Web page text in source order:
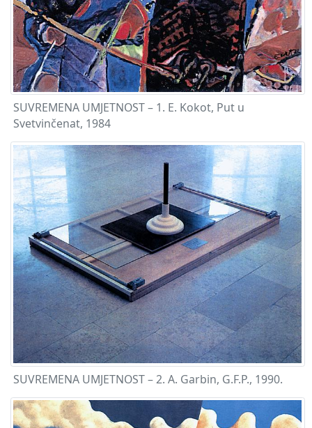
SUVREMENA UMJETNOST – 1. E. Kokot, Put u
Svetvinčenat, 1984
SUVREMENA UMJETNOST – 2. A. Garbin, G.F.P., 1990.